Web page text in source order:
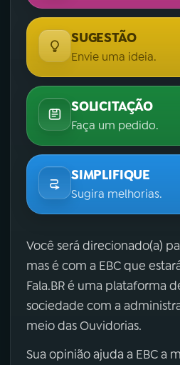
SUGESTÃO
Envie uma ideia.
SOLICITAÇÃO
Faça um pedido.
SIMPLIFIQUE
Sugira melhorias.
Você será direcionado(a)
mas é com a EBC que
Fala.BR é uma plataforma
sociedade com a
meio das Ouvidorias.
Sua opinião ajuda a EBC a